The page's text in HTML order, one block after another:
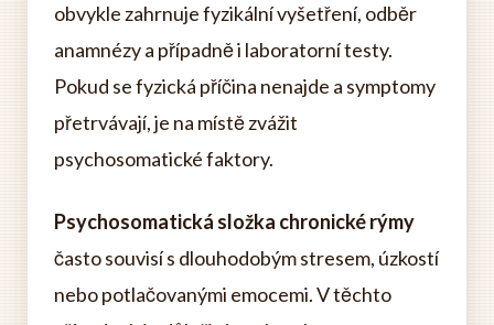
obvykle zahrnuje fyzikální vyšetření, odběr
anamnézy a případně i laboratorní testy.
Pokud se fyzická příčina nenajde a symptomy
přetrvávají, je na místě zvážit
psychosomatické faktory.
Psychosomatická složka chronické rýmy
často souvisí s dlouhodobým stresem, úzkostí
nebo potlačovanými emocemi. V těchto